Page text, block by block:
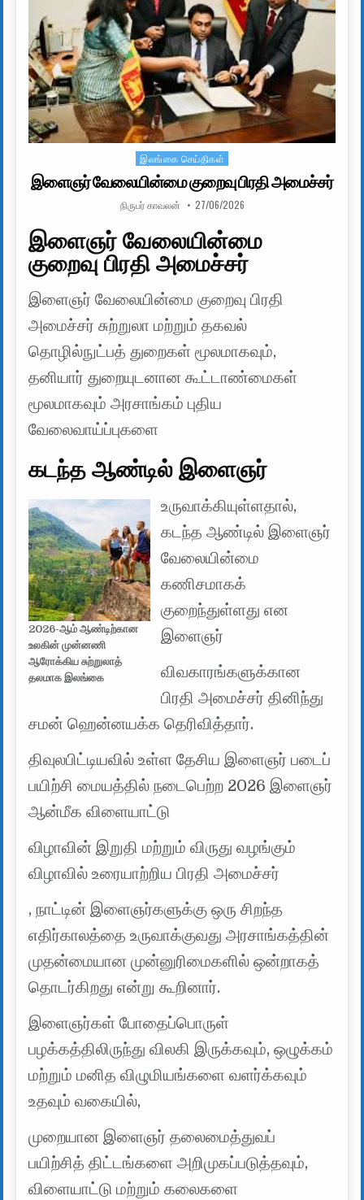
Posted in
இலங்கை செய்திகள்
இளைஞர் வேலையின்மை குறைவு பிரதி அமைச்சர்
AUTHOR:
நிருபர் காவலன் PUBLISHED DATE:
27/06/2026
இளைஞர் வேலையின்மை
குறைவு பிரதி அமைச்சர்
இளைஞர் வேலையின்மை குறைவு பிரதி
அமைச்சர் சுற்றுலா மற்றும் தகவல்
தொழில்நுட்பத் துறைகள் மூலமாகவும்,
தனியார் துறையுடனான கூட்டாண்மைகள்
மூலமாகவும் அரசாங்கம் புதிய
வேலைவாய்ப்புகளை
கடந்த ஆண்டில் இளைஞர்
2026-ஆம் ஆண்டிற்கான
உலகின் முன்னணி
ஆரோக்கிய சுற்றுலாத்
தலமாக இலங்கை
உருவாக்கியுள்ளதால்,
கடந்த ஆண்டில் இளைஞர்
வேலையின்மை
கணிசமாகக்
குறைந்துள்ளது என
இளைஞர்
விவகாரங்களுக்கான
பிரதி அமைச்சர் தினிந்து
சமன் ஹென்னயக்க தெரிவித்தார்.
திவுலபிட்டியவில் உள்ள தேசிய இளைஞர் படைப்
பயிற்சி மையத்தில் நடைபெற்ற 2026 இளைஞர்
ஆன்மீக விளையாட்டு
விழாவின் இறுதி மற்றும் விருது வழங்கும்
விழாவில் உரையாற்றிய பிரதி அமைச்சர்
, நாட்டின் இளைஞர்களுக்கு ஒரு சிறந்த
எதிர்காலத்தை உருவாக்குவது அரசாங்கத்தின்
முதன்மையான முன்னுரிமைகளில் ஒன்றாகத்
தொடர்கிறது என்று கூறினார்.
இளைஞர்கள் போதைப்பொருள்
பழக்கத்திலிருந்து விலகி இருக்கவும், ஒழுக்கம்
மற்றும் மனித விழுமியங்களை வளர்க்கவும்
உதவும் வகையில்,
முறையான இளைஞர் தலைமைத்துவப்
பயிற்சித் திட்டங்களை அறிமுகப்படுத்தவும்,
விளையாட்டு மற்றும் கலைகளை